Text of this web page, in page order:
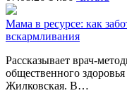
Мама в ресурсе: как
вскармливания
Рассказывает врач-
общественного
Жилковская. В…